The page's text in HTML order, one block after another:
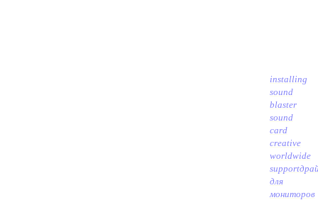
installing
sound
blaster
sound
card
creative
worldwide
support
для
мониторов